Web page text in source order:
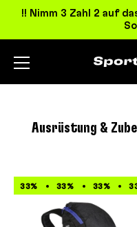
!! Nimm 3 Zahl 2 auf
Ausrüstung &
33% 33% 33%